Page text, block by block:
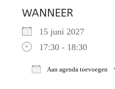
WANNEER
15 juni 2027
17:30 - 18:30
Aan agenda toevoegen